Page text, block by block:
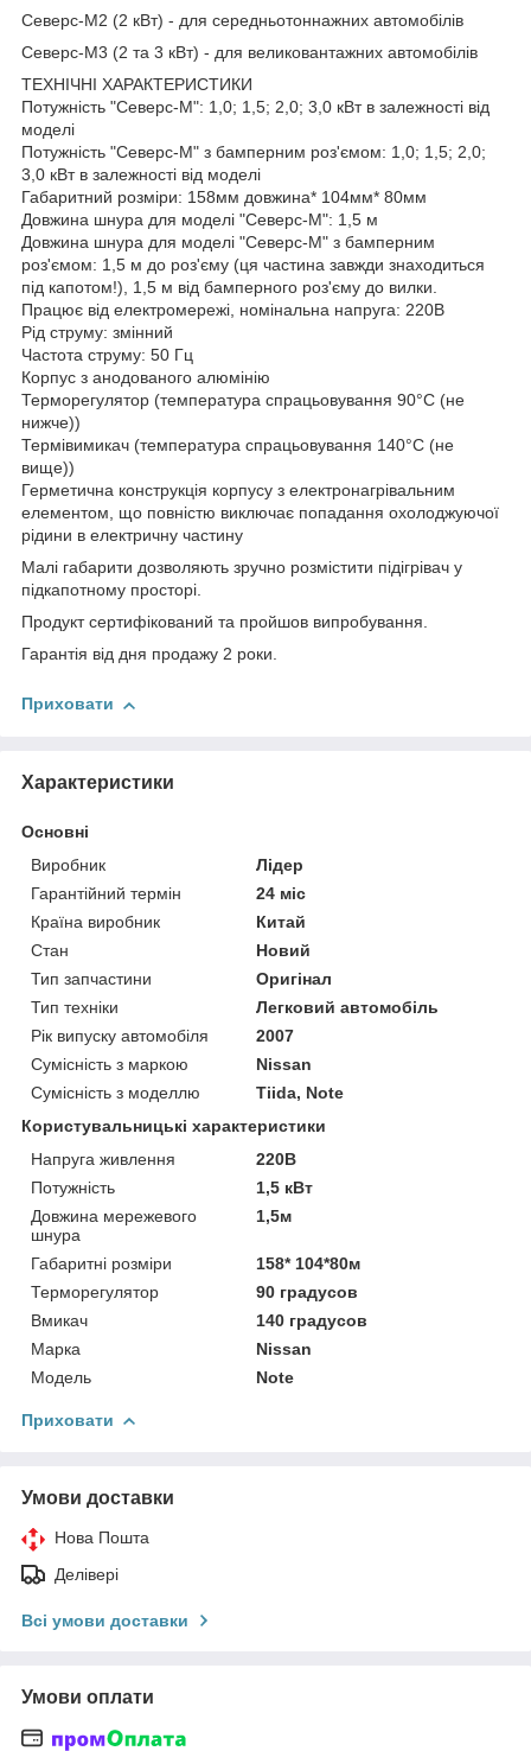
Северс-М2 (2 кВт) - для середньотоннажних автомобілів
Северс-М3 (2 та 3 кВт) - для великовантажних автомобілів
ТЕХНІЧНІ ХАРАКТЕРИСТИКИ
Потужність "Северс-М": 1,0; 1,5; 2,0; 3,0 кВт в залежності від
моделі
Потужність "Северс-М" з бамперним роз'ємом: 1,0; 1,5; 2,0;
3,0 кВт в залежності від моделі
Габаритний розміри: 158мм довжина* 104мм* 80мм
Довжина шнура для моделі "Северс-М": 1,5 м
Довжина шнура для моделі "Северс-М" з бамперним
роз'ємом: 1,5 м до роз'єму (ця частина завжди знаходиться
під капотом!), 1,5 м від бамперного роз'єму до вилки.
Працює від електромережі, номінальна напруга: 220В
Рід струму: змінний
Частота струму: 50 Гц
Корпус з анодованого алюмінію
Терморегулятор (температура спрацьовування 90°С (не
нижче))
Термівимикач (температура спрацьовування 140°С (не
вище))
Герметична конструкція корпусу з електронагрівальним
елементом, що повністю виключає попадання охолоджуючої
рідини в електричну частину
Малі габарити дозволяють зручно розмістити підігрівач у
підкапотному просторі.
Продукт сертифікований та пройшов випробування.
Гарантія від дня продажу 2 роки.
Приховати
Характеристики
Основні
Виробник
Лідер
Гарантійний термін
24 міс
Країна виробник
Китай
Стан
Новий
Тип запчастини
Оригінал
Тип техніки
Легковий автомобіль
Рік випуску автомобіля
2007
Сумісність з маркою
Nissan
Сумісність з моделлю
Tiida, Note
Користувальницькі характеристики
Напруга живлення
220В
Потужність
1,5 кВт
Довжина мережевого
шнура
1,5м
Габаритні розміри
158* 104*80м
Терморегулятор
90 градусов
Вмикач
140 градусов
Марка
Nissan
Модель
Note
Приховати
Умови доставки
Нова Пошта
Делівері
Всі умови доставки
Умови оплати